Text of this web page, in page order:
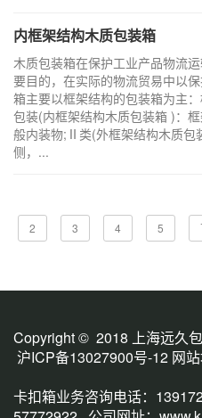
内框架结构木质包装箱
木质包装箱在保护工业产品物流
要目的，在实际的物流贸易中以
箱主要以框架结构的包装箱为主
包装(内框架结构木质包装箱 )：
般内装物;Ⅱ类(外框架结构木质包
侧，...
2 3 4 5
Copyright © 2018 上海远久
沪ICP备13027900号-12 网
卡扣箱业务咨询电话：